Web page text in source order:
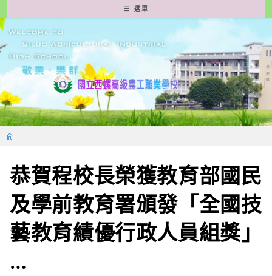
轉
至
要
容
選單
恭賀程校長榮獲教育部國民
及學前教育署頒發「全國技
藝教育績優行政人員組獎」
…